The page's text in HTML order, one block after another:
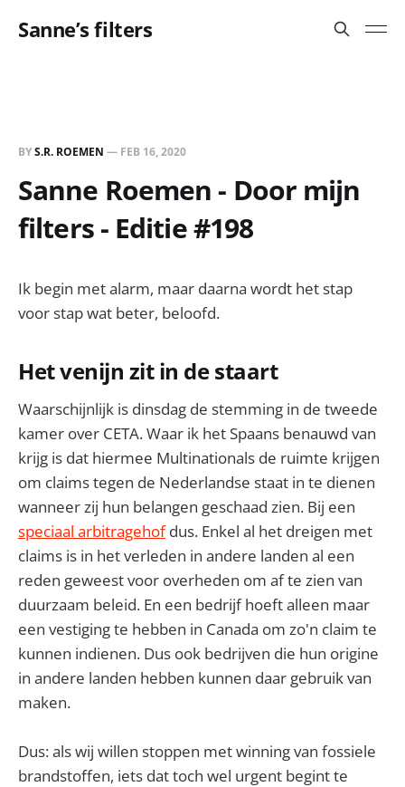
Sanne’s filters
BYS.R. ROEMEN — FEB 16, 2020
Sanne Roemen - Door mijn
filters - Editie #198
Ik begin met alarm, maar daarna wordt het stap
voor stap wat beter, beloofd.
Het venijn zit in de staart
Waarschijnlijk is dinsdag de stemming in de tweede
kamer over CETA. Waar ik het Spaans benauwd van
krijg is dat hiermee Multinationals de ruimte krijgen
om claims tegen de Nederlandse staat in te dienen
wanneer zij hun belangen geschaad zien. Bij een
speciaal arbitragehofdus. Enkel al het dreigen met
claims is in het verleden in andere landen al een
reden geweest voor overheden om af te zien van
duurzaam beleid. En een bedrijf hoeft alleen maar
een vestiging te hebben in Canada om zo'n claim te
kunnen indienen. Dus ook bedrijven die hun origine
in andere landen hebben kunnen daar gebruik van
maken.
Dus: als wij willen stoppen met winning van fossiele
brandstoffen, iets dat toch wel urgent begint te